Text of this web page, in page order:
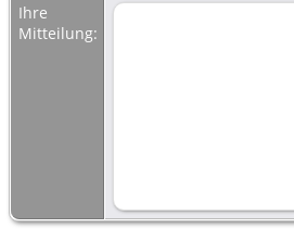
Ihre
Mitteilung: